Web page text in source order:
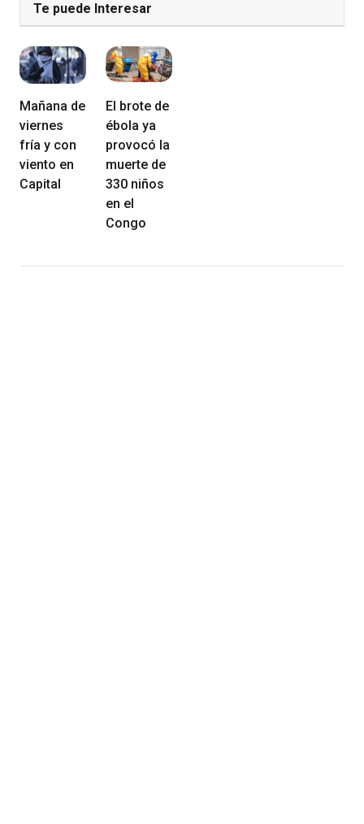
Te puede Interesar
Mañana de
viernes
fría y con
viento en
Capital
El brote de
ébola ya
provocó la
muerte de
330 niños
en el
Congo